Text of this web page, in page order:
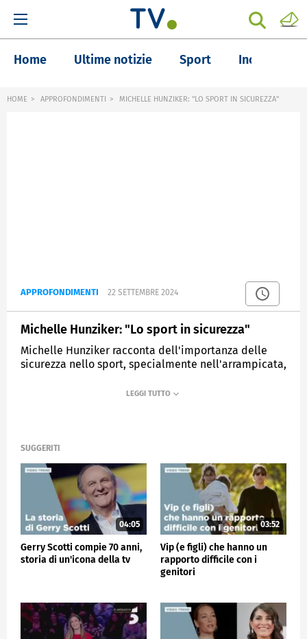
Home Ultime notizie Sport Inchieste
HOME APPROFONDIMENTI MICHELLE HUNZIKER: "LO SPORT IN SICUREZZA"
APPROFONDIMENTI 22 SETTEMBRE 2024
Michelle Hunziker: "Lo sport in sicurezza"
Michelle Hunziker racconta dell'importanza delle
sicurezza nello sport, specialmente nell'arrampicata,
SUGGERITI
04:05
Gerry Scotti compie 70 anni,
storia di un'icona della tv
03:52
Vip (e figli) che hanno un
rapporto difficile con i
genitori